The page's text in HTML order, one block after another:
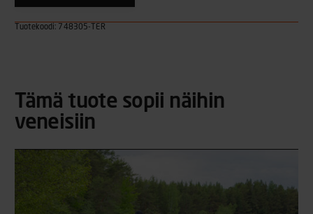
Tuotekoodi: 748305-TER
Tämä tuote sopii näihin
veneisiin